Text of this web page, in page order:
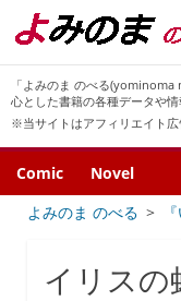
「よみのま のべる
心とした書籍の各種データや
※当サイトはアフィリエイト広
Comic
Novel
よみのま のべる
イリスの